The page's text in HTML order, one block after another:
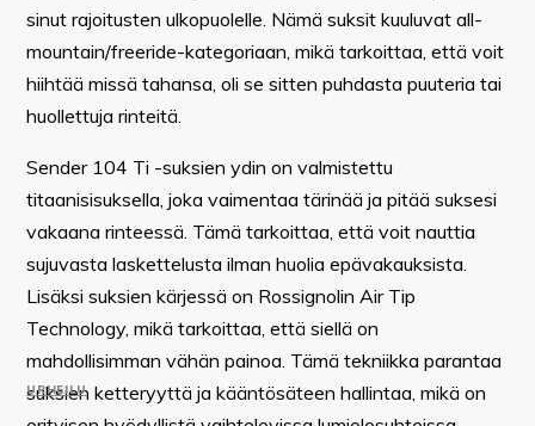
URHEILU
sinut rajoitusten ulkopuolelle. Nämä suksit kuuluvat all-
mountain/freeride-kategoriaan, mikä tarkoittaa, että voit
hiihtää missä tahansa, oli se sitten puhdasta puuteria tai
huollettuja rinteitä.
Sender 104 Ti -suksien ydin on valmistettu
titaanisisuksella, joka vaimentaa tärinää ja pitää suksesi
vakaana rinteessä. Tämä tarkoittaa, että voit nauttia
sujuvasta laskettelusta ilman huolia epävakauksista.
Lisäksi suksien kärjessä on Rossignolin Air Tip
Technology, mikä tarkoittaa, että siellä on
mahdollisimman vähän painoa. Tämä tekniikka parantaa
suksien ketteryyttä ja kääntösäteen hallintaa, mikä on